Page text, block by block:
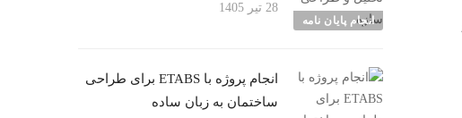
انجام پایان نامه
28 تیر 1405
انجام پروژه با ETABS برای طراحی
ساختمان به زبان ساده